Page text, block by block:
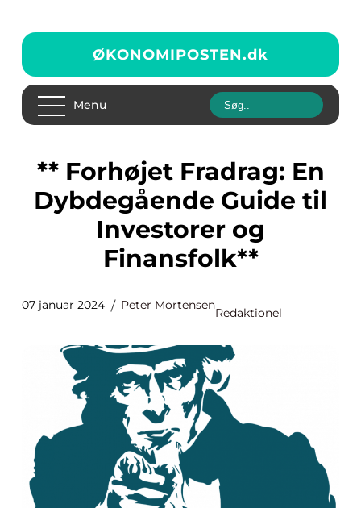
ØKONOMIPOSTEN.dk
Menu
** Forhøjet Fradrag: En
Dybdegående Guide til
Investorer og
Finansfolk**
07 januar 2024 Peter Mortensen
Redaktionel